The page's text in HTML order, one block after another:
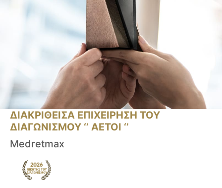
ΔΙΑΚΡΙΘΕΙΣΑ ΕΠΙΧΕΙΡΗΣΗ ΤΟΥ
ΔΙΑΓΩΝΙΣΜΟΥ ‘’ ΑΕΤΟΙ ‘’
Medretmax